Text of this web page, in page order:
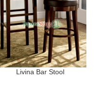
Livina Bar Stool